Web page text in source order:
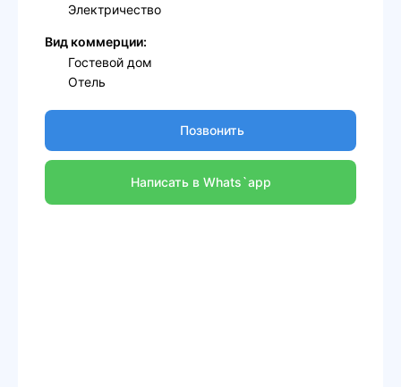
Электричество
Вид коммерции:
Гостевой дом
Отель
Позвонить
Написать в Whats`app